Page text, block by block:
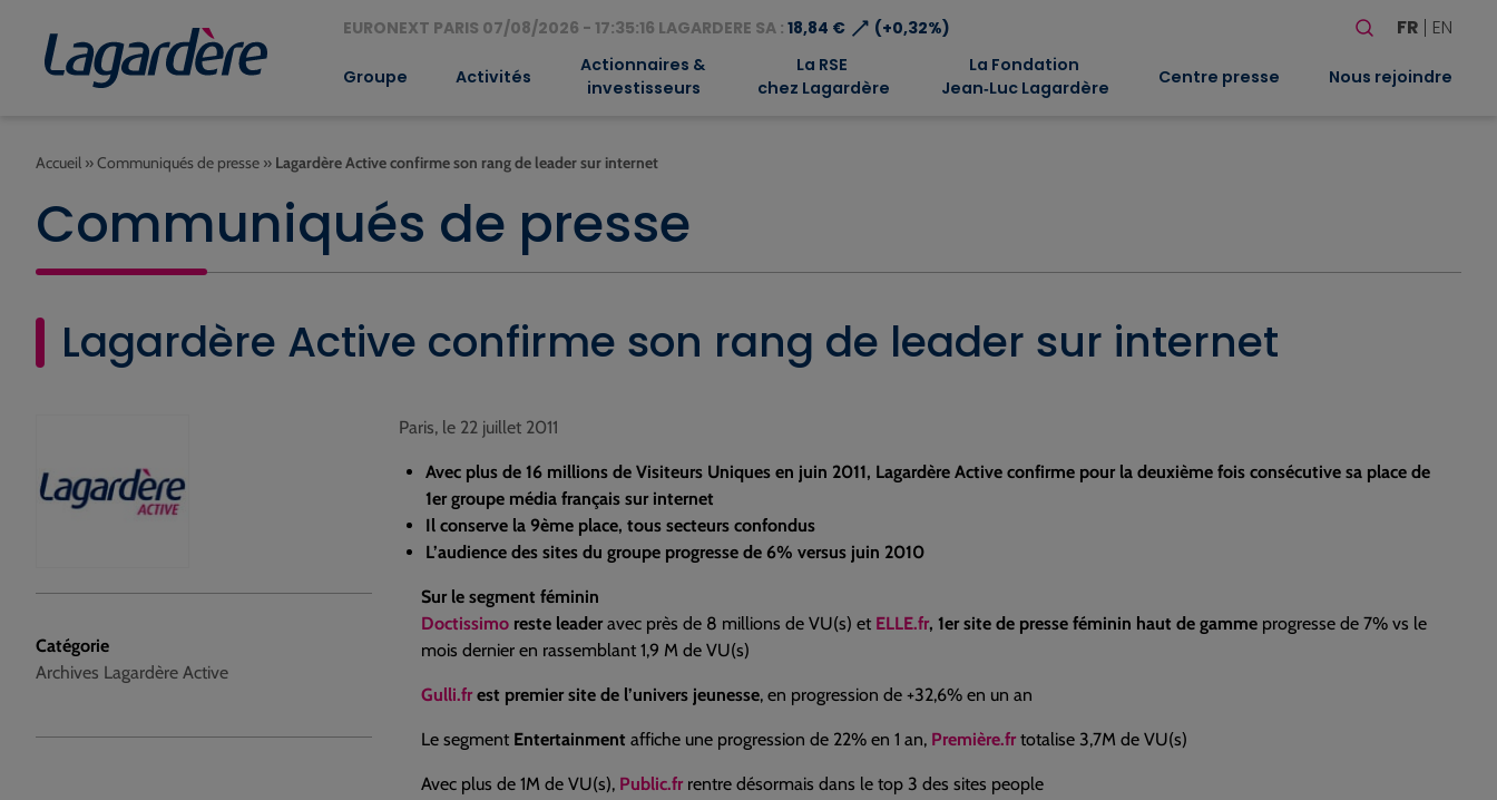
EURONEXT PARIS 07/08/2026 - 17:35:16 LAGARDERE SA : 18,84 €⟶ (+0,32%)
Rechercher
FR EN
Groupe Activités
Actionnaires &
investisseurs
La RSE
chez Lagardère
La Fondation
Jean‑Luc Lagardère
Centre presse Nous rejoindre
Accueil »Communiqués de presse » Lagardère Active confirme son rang de leader sur internet
Communiqués de presse
Lagardère Active confirme son rang de leader sur internet
Catégorie
Archives Lagardère Active
Paris, le 22 juillet 2011
Avec plus de 16 millions de Visiteurs Uniques en juin 2011, Lagardère Active confirme pour la deuxième fois consécutive sa place de
1er groupe média français sur internet
Il conserve la 9ème place, tous secteurs confondus
L’audience des sites du groupe progresse de 6% versus juin 2010
Sur le segment féminin
Doctissimo reste leaderavec près de 8 millions de VU(s) et ELLE.fr, 1er site de presse féminin haut de gamme progresse de 7% vs le
mois dernier en rassemblant 1,9 M de VU(s)
Gulli.frest premier site de l’univers jeunesse, en progression de +32,6% en un an
Le segment Entertainment affiche une progression de 22% en 1 an, Première.frtotalise 3,7M de VU(s)
Avec plus de 1M de VU(s), Public.frrentre désormais dans le top 3 des sites people